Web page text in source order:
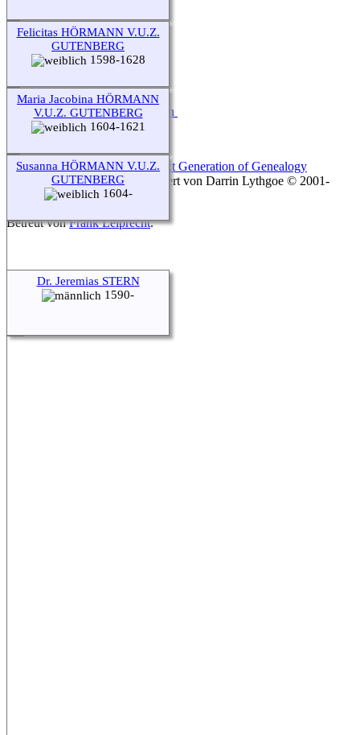
Felicitas HÖRMANN V.U.Z.
GUTENBERG
1598-1628
Maria Jacobina HÖRMANN
V.U.Z. GUTENBERG
1604-1621
Susanna HÖRMANN V.U.Z.
GUTENBERG
1604-
Dr. Jeremias STERN
1590-
Zur Desktop-Webseite wechseln
Diese Website läuft mit The Next Generation of Genealogy
Sitebuildingv. 12.1, programmiert von Darrin Lythgoe © 2001-
Betreut vonFrank Leiprecht.